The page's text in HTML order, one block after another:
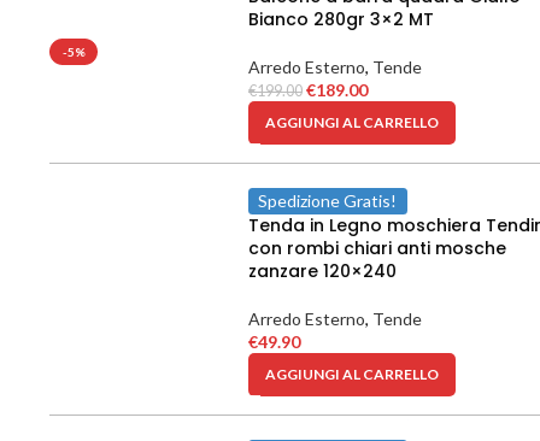
-5%
Bianco 280gr 3×2 MT
Arredo Esterno, Tende
€199.00 €189.00
AGGIUNGI AL CARRELLO
Spedizione Gratis!
Tenda in Legno moschiera
con rombi chiari anti mosche
zanzare 120×240
Arredo Esterno, Tende
€49.90
AGGIUNGI AL CARRELLO